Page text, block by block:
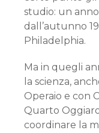
studio: un
dall’autunno
Philadelphia.
Ma in quegli
la scienza,
Operaio e con
Quarto
coordinare la